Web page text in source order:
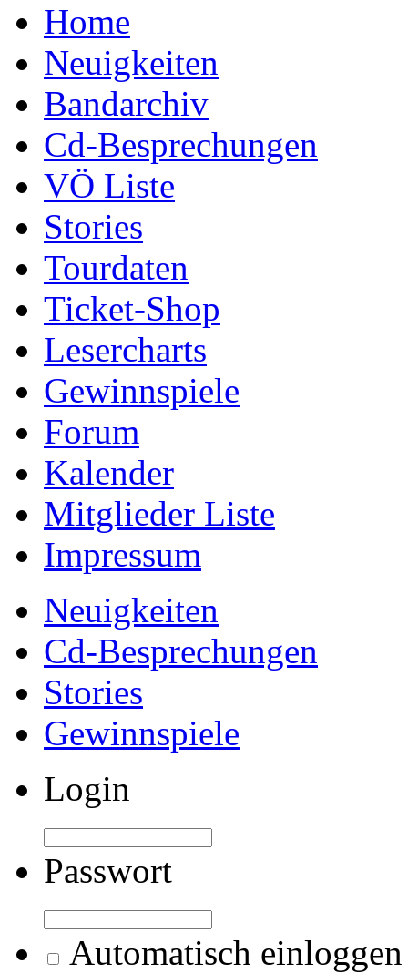
Home
Neuigkeiten
Bandarchiv
Cd-Besprechungen
VÖ Liste
Stories
Tourdaten
Ticket-Shop
Lesercharts
Gewinnspiele
Forum
Kalender
Mitglieder Liste
Impressum
Neuigkeiten
Cd-Besprechungen
Stories
Gewinnspiele
Login
Passwort
Automatisch einloggen